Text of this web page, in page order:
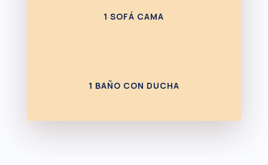
1 SOFÁ CAMA
1 BAÑO CON DUCHA